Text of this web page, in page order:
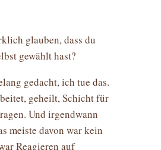
glauben, dass du
gewählt hast?
gedacht, ich tue das.
geheilt, Schicht für
Und irgendwann
meiste davon war kein
Reagieren auf